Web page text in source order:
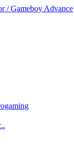
/ Gameboy Advance